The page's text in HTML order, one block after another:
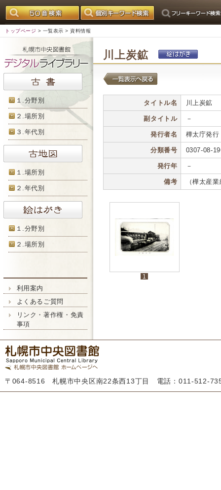
トップページ > 一覧表示 > 資料情報
１.分野別
２.場所別
３.年代別
１.場所別
２.年代別
１.分野別
２.場所別
利用案内
よくあるご質問
リンク・著作権・免責
事項
川上炭鉱
タイトル名 川上炭鉱
副タイトル －
発行者名 樺太庁発行
分類番号 0307-08-
発行年 －
備考 （樺太産
1
〒064-8516 札幌市中央区南22条西13丁目 電話：011-512-